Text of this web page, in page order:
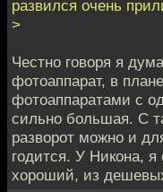
развился очень
>
Честно говоря я
фотоаппарат, в
фотоаппаратами с
сильно большая. С
разворот можно и
годится. У Никона,
хороший, из